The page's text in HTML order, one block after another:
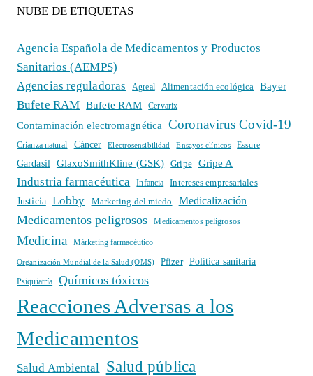
NUBE DE ETIQUETAS
Agencia Española de Medicamentos y Productos
Sanitarios (AEMPS)
Agencias reguladoras
Agreal Alimentación ecológica Bayer
Bufete RAM Bufete RAM Cervarix
Contaminación electromagnética Coronavirus Covid-19
Crianza natural Cáncer Electrosensibilidad Ensayos clínicos Essure
Gardasil GlaxoSmithKline (GSK) Gripe Gripe A
Industria farmacéutica Infancia
Intereses empresariales
Justicia
Lobby Marketing del miedo Medicalización
Medicamentos peligrosos Medicamentos peligrosos
Medicina Márketing farmacéutico
Organización Mundial de la Salud (OMS) Pfizer Política sanitaria
Psiquiatría Químicos tóxicos
Reacciones Adversas a los
Medicamentos
Salud Ambiental Salud pública